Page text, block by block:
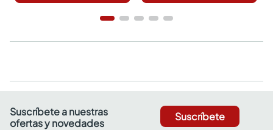
Suscríbete a nuestras
ofertas y novedades
Suscríbete